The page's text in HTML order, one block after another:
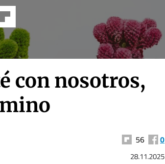
con nosotros,
56 0
28.11.2025